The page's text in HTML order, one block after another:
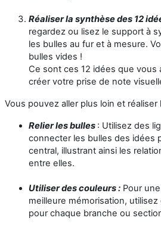
Réaliser la synthèse des 12
regardez ou lisez le support à
les bulles au fur et à mesure.
bulles vides !
Ce sont ces 12 idées que vous
créer votre prise de note
Vous pouvez aller plus loin et
Relier les bulles : Utilisez des
connecter les bulles des idées
central, illustrant ainsi les
entre elles.
Utiliser des couleurs : Pour
meilleure mémorisation,
pour chaque branche ou